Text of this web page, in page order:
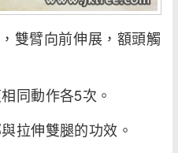
臂向前伸展，額頭觸
動作各5次。
伸雙腿的功效。